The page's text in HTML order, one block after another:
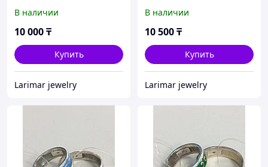
В наличии
10 000₸
Купить
Larimar jewelry
В наличии
10 500₸
Купить
Larimar jewelry